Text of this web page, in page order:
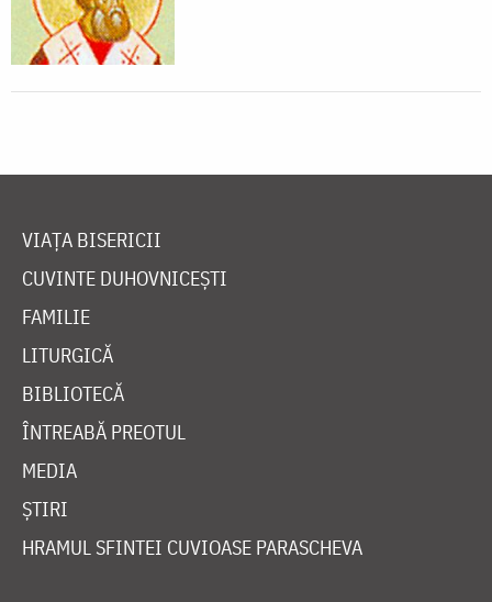
VIAȚA BISERICII
CUVINTE DUHOVNICEȘTI
FAMILIE
LITURGICĂ
BIBLIOTECĂ
ÎNTREABĂ PREOTUL
MEDIA
ȘTIRI
HRAMUL SFINTEI CUVIOASE PARASCHEVA